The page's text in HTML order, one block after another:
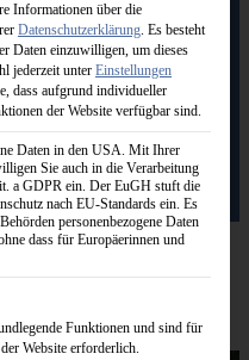
Einsätze in
Informationen über die
Datenschutzerklärung. Es besteht
Daten einzuwilligen, um dieses
jederzeit unter Einstellungen
dass aufgrund individueller
der Website verfügbar sind.
Daten in den USA. Mit Ihrer
Sie auch in die Verarbeitung
a GDPR ein. Der EuGH stuft die
nach EU-Standards ein. Es
personenbezogene Daten
dass für Europäerinnen und
für die eine
Funktionen und sind für
Website erforderlich.